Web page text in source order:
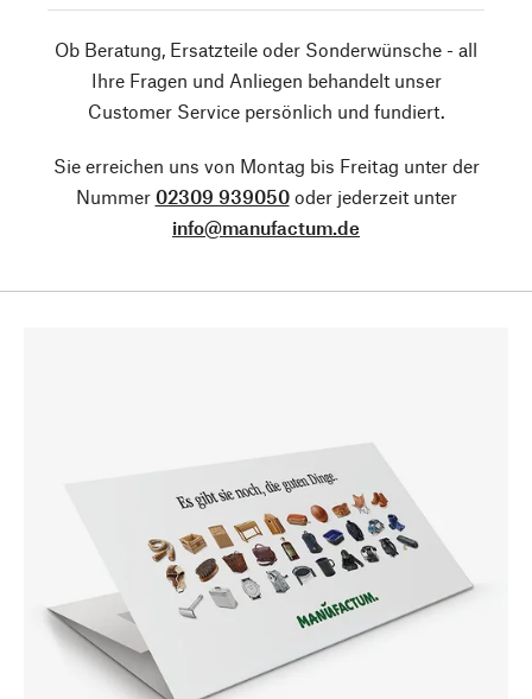
Ob Beratung, Ersatzteile oder Sonderwünsche - all
Ihre Fragen und Anliegen behandelt unser
Customer Service persönlich und fundiert.
Sie erreichen uns von Montag bis Freitag unter der
Nummer 02309 939050oder jederzeit unter
info@manufactum.de